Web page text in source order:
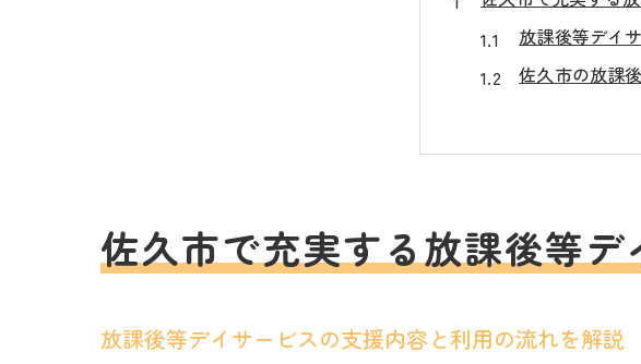
放課後等デイ
佐久市の放課
自治体が推進
地域と連携し
自治体連携が導く
自治体と放課
地域の声が反
佐久市で充実する放課後等
放課後等デイサービスの支援内容と利用の流れを解説